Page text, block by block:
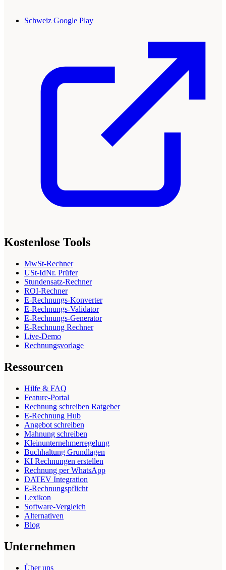
Schweiz Google Play
Kostenlose Tools
MwSt-Rechner
USt-IdNr. Prüfer
Stundensatz-Rechner
ROI-Rechner
E-Rechnungs-Konverter
E-Rechnungs-Validator
E-Rechnungs-Generator
E-Rechnung Rechner
Live-Demo
Rechnungsvorlage
Ressourcen
Hilfe & FAQ
Feature-Portal
Rechnung schreiben Ratgeber
E-Rechnung Hub
Angebot schreiben
Mahnung schreiben
Kleinunternehmerregelung
Buchhaltung Grundlagen
KI Rechnungen erstellen
Rechnung per WhatsApp
DATEV Integration
E-Rechnungspflicht
Lexikon
Software-Vergleich
Alternativen
Blog
Unternehmen
Über uns